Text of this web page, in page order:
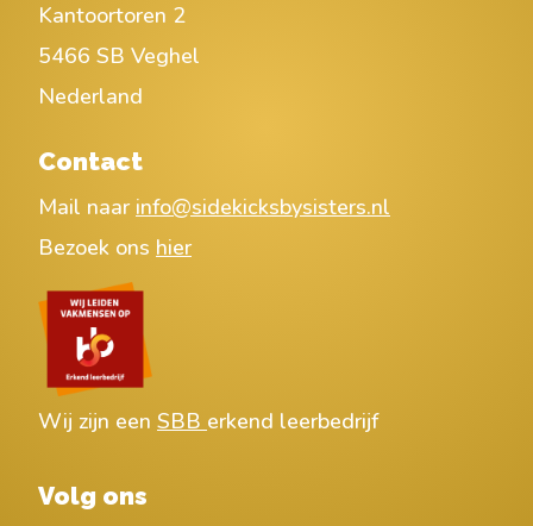
Kantoortoren 2
5466 SB Veghel
Nederland
Contact
Mail naar info@sidekicksbysisters.nl
Bezoek ons hier
Wij zijn een SBB erkend leerbedrijf
Volg ons